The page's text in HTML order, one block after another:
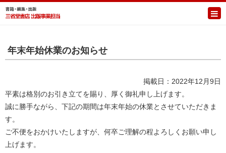
年末年始休業のお知らせ
掲載日：2022年12月9日
平素は格別のお引き立てを賜り、厚く御礼申し上げます。
誠に勝手ながら、下記の期間は年末年始の休業とさせていただきま
す。
ご不便をおかけいたしますが、何卒ご理解の程よろしくお願い申し
上げます。